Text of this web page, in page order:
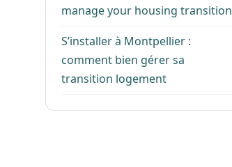
manage your housing transition
S’installer à Montpellier :
comment bien gérer sa
transition logement